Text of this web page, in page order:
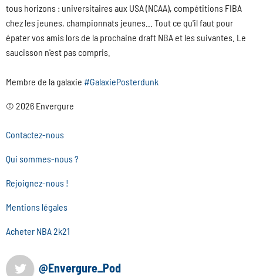
tous horizons : universitaires aux USA (NCAA), compétitions FIBA
chez les jeunes, championnats jeunes... Tout ce qu'il faut pour
épater vos amis lors de la prochaine draft NBA et les suivantes. Le
saucisson n'est pas compris.
Membre de la galaxie #GalaxiePosterdunk
© 2026 Envergure
Contactez-nous
Qui sommes-nous ?
Rejoignez-nous !
Mentions légales
Acheter NBA 2k21
@Envergure_Pod